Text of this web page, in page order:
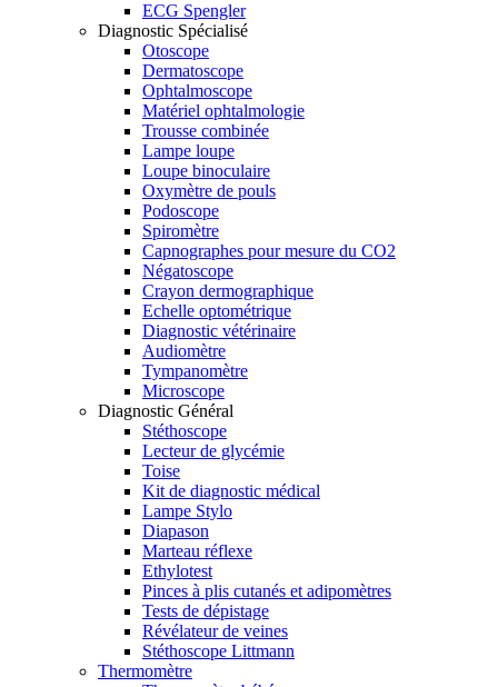
ECG Spengler
Diagnostic Spécialisé
Otoscope
Dermatoscope
Ophtalmoscope
Matériel ophtalmologie
Trousse combinée
Lampe loupe
Loupe binoculaire
Oxymètre de pouls
Podoscope
Spiromètre
Capnographes pour mesure du CO2
Négatoscope
Crayon dermographique
Echelle optométrique
Diagnostic vétérinaire
Audiomètre
Tympanomètre
Microscope
Diagnostic Général
Stéthoscope
Lecteur de glycémie
Toise
Kit de diagnostic médical
Lampe Stylo
Diapason
Marteau réflexe
Ethylotest
Pinces à plis cutanés et adipomètres
Tests de dépistage
Révélateur de veines
Stéthoscope Littmann
Thermomètre